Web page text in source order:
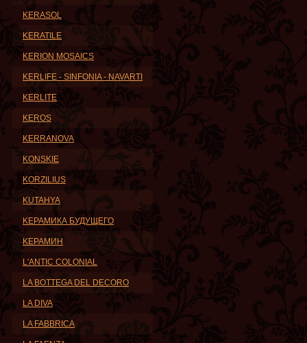
KERASOL
KERATILE
KERION MOSAICS
KERLIFE - SINFONIA - NAVARTI
KERLITE
KEROS
KERRANOVA
KONSKIE
KORZILIUS
KUTAHYA
KЕРАМИКА БУДУЩЕГО
KЕРАМИН
L'ANTIC COLONIAL
LA BOTTEGA DEL DECORO
LA DIVA
LA FABBRICA